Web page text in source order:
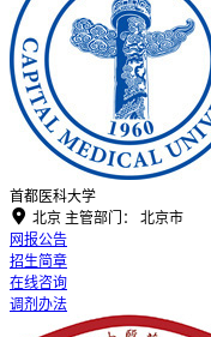
首都医科大学
 北京 主管部门：
北京市
网报公告
招生简章
在线咨询
调剂办法